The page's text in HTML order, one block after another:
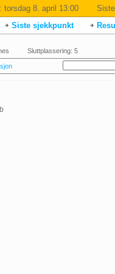
torsdag 8. april 13:00
Siste sjekkpunkt
Sluttplassering: 5